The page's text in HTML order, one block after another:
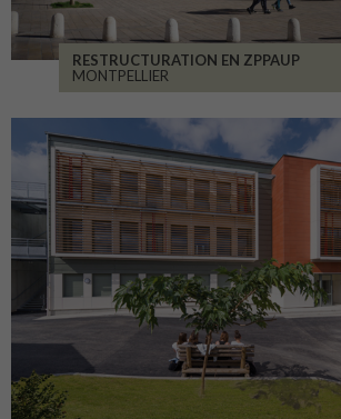
RESTRUCTURATION EN ZPPAUP
MONTPELLIER